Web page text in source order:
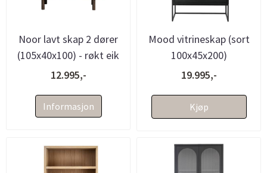
Noor lavt skap 2 dører
(105x40x100) - røkt eik
12.995,-
Informasjon
Mood vitrineskap (sort
100x45x200)
19.995,-
Kjøp